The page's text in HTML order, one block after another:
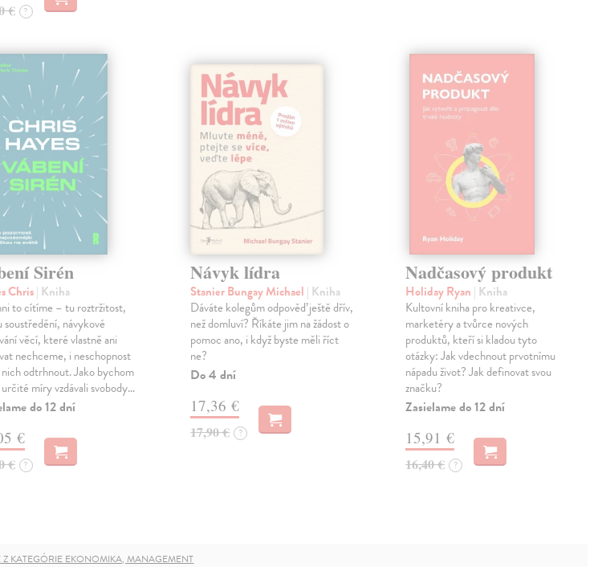
€ ?
Sirén
Chris| Kniha
to cítíme – tu roztržitost,
soustředění, návykové
věcí, které vlastně ani
nechceme, i neschopnost
nich odtrhnout. Jako bychom
míry vzdávali svobody…
do 12 dní
€
€ ?
Návyk lídra
Stanier Bungay Michael | Kniha
Dáváte kolegům odpověď ještě dřív,
než domluví? Říkáte jim na žádost o
pomoc ano, i když byste měli říct
ne?
Do 4 dní
17,36 €
17,90 € ?
Nadčasový produkt
Holiday Ryan | Kniha
Kultovní kniha pro kreativce,
marketéry a tvůrce nových
produktů, kteří si kladou tyto
otázky: Jak vdechnout prvotnímu
nápadu život? Jak definovat svou
značku?
Zasielame do 12 dní
15,91 €
16,40 € ?
Z KATEGÓRIE EKONOMIKA, MANAGEMENT